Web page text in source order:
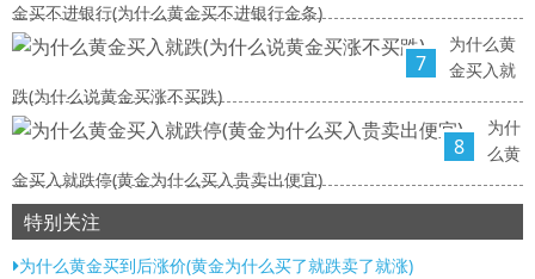
金买不进银行(为什么黄金买不进银行金条)
7
为什么黄
金买入就
跌(为什么说黄金买涨不买跌)
8
为什
么黄
金买入就跌停(黄金为什么买入贵卖出便宜)
特别关注
为什么黄金买到后涨价(黄金为什么买了就跌卖了就涨)